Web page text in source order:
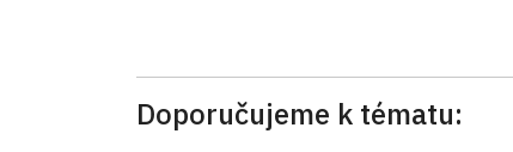
Doporučujeme k tématu: